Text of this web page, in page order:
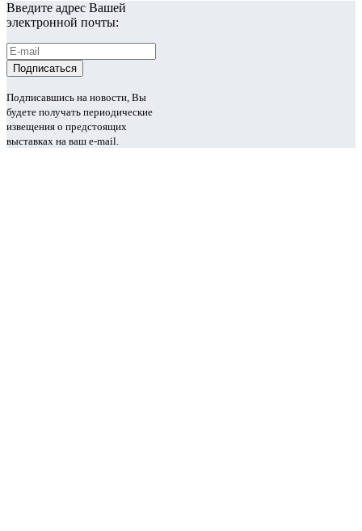
Введите адрес Вашей
электронной почты:
Подписавшись на новости, Вы
будете получать периодические
извещения о предстоящих
выставках на ваш e-mail.